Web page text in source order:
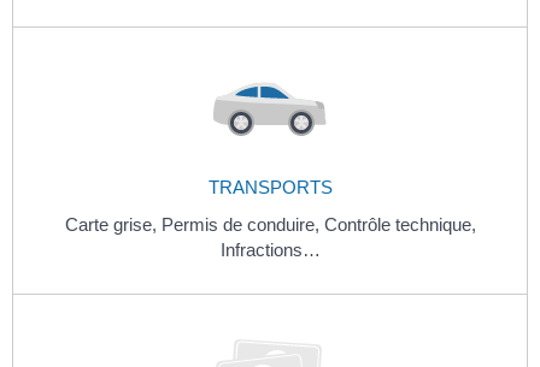
TRANSPORTS
Carte grise, Permis de conduire, Contrôle technique,
Infractions…